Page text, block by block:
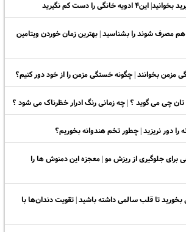
خانگی را دست کم نگیرید
هم مصرف شوند را بشناسید | بهترین زمان خوردن ویتامین
مزمن بخوانند | چگونه خستگی مزمن را از خود دور کنیم؟
تان چی می گوید ؟ | چه زمانی رنگ ادرار خظرناک می شود ؟
را دور نریزید | چطور تخم هندوانه بخوریم؟
برای جلوگیری از ریزش مو | معجزه این دمنوش ها را
بخورید تا قلب سالمی داشته باشید | تقویت دندان‌ها با